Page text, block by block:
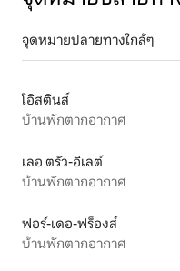
จุดหมายปลายทางใกล้ๆ
โอิสตินส์
บ้านพักตากอากาศ
เลอ ตรัว-อิเลต์
บ้านพักตากอากาศ
ฟอร์-เดอ-ฟร็องส์
บ้านพักตากอากาศ